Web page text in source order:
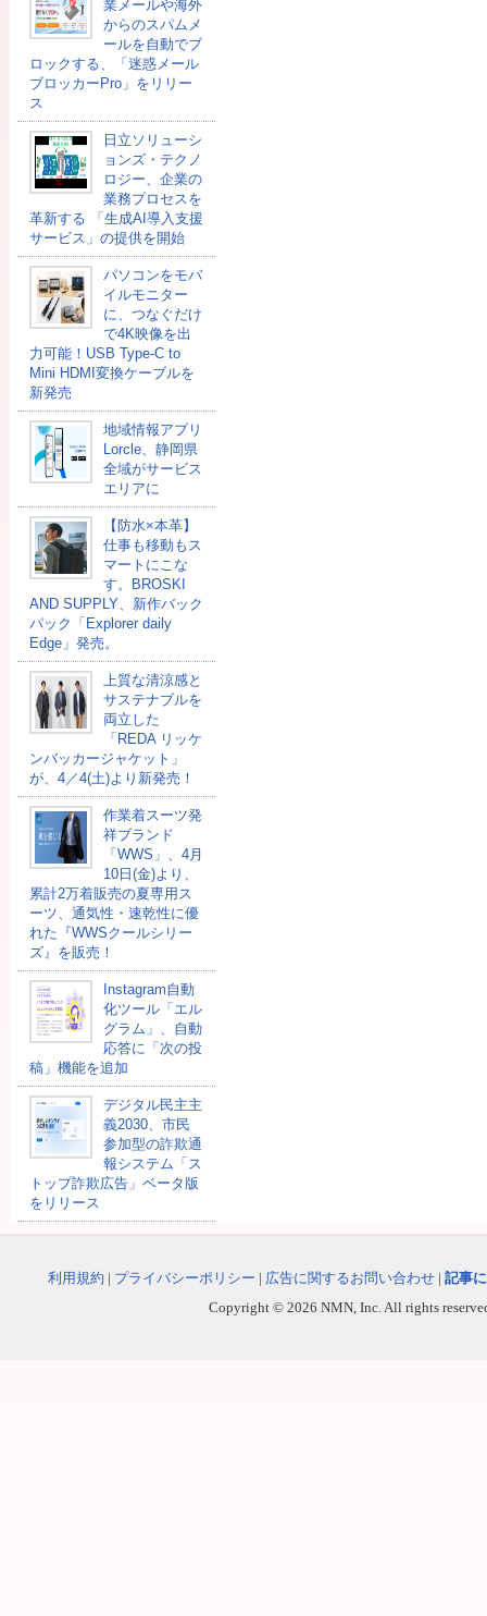
業メールや海外
からのスパムメ
ールを自動でブ
ロックする、「迷惑メール
ブロッカーPro」をリリー
ス
日立ソリューシ
ョンズ・テクノ
ロジー、企業の
業務プロセスを
革新する 「生成AI導入支援
サービス」の提供を開始
パソコンをモバ
イルモニター
に、つなぐだけ
で4K映像を出
力可能！USB Type-C to
Mini HDMI変換ケーブルを
新発売
地域情報アプリ
Lorcle、静岡県
全域がサービス
エリアに
【防水×本革】
仕事も移動もス
マートにこな
す。BROSKI
AND SUPPLY、新作バック
パック「Explorer daily
Edge」発売。
上質な清涼感と
サステナブルを
両立した
「REDA リッケ
ンバッカージャケット」
が、4／4(土)より新発売！
作業着スーツ発
祥ブランド
「WWS」、4月
10日(金)より、
累計2万着販売の夏専用ス
ーツ、通気性・速乾性に優
れた『WWSクールシリー
ズ』を販売！
Instagram自動
化ツール「エル
グラム」、自動
応答に「次の投
稿」機能を追加
デジタル民主主
義2030、市民
参加型の詐欺通
報システム「ス
トップ詐欺広告」ベータ版
をリリース
利用規約 | プライバシーポリシー | 広告に関するお問い合わせ | 記事
Copyright © 2026 NMN, Inc. All rights